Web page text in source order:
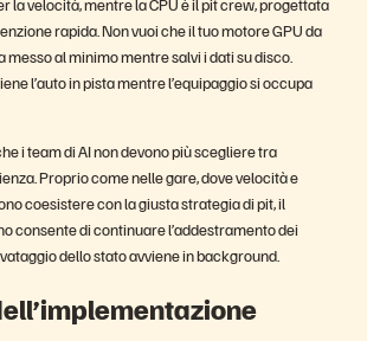
rapida. Non vuoi che il tuo motore GPU da
al minimo mentre salvi i dati su disco.
l’auto in pista mentre l’equipaggio si occupa
i team di AI non devono più scegliere tra
Proprio come nelle gare, dove velocità e
coesistere con la giusta strategia di pit, il
consente di continuare l’addestramento dei
dello stato avviene in background.